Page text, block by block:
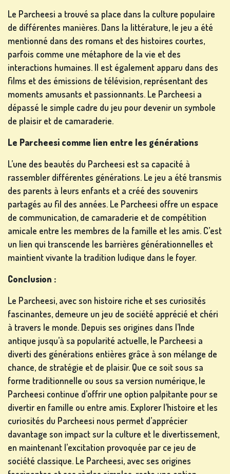
Le Parcheesi a trouvé sa place dans la culture populaire
de différentes manières. Dans la littérature, le jeu a été
mentionné dans des romans et des histoires courtes,
parfois comme une métaphore de la vie et des
interactions humaines. Il est également apparu dans des
films et des émissions de télévision, représentant des
moments amusants et passionnants. Le Parcheesi a
dépassé le simple cadre du jeu pour devenir un symbole
de plaisir et de camaraderie.
Le Parcheesi comme lien entre les générations
L’une des beautés du Parcheesi est sa capacité à
rassembler différentes générations. Le jeu a été transmis
des parents à leurs enfants et a créé des souvenirs
partagés au fil des années. Le Parcheesi offre un espace
de communication, de camaraderie et de compétition
amicale entre les membres de la famille et les amis. C’est
un lien qui transcende les barrières générationnelles et
maintient vivante la tradition ludique dans le foyer.
Conclusion :
Le Parcheesi, avec son histoire riche et ses curiosités
fascinantes, demeure un jeu de société apprécié et chéri
à travers le monde. Depuis ses origines dans l’Inde
antique jusqu’à sa popularité actuelle, le Parcheesi a
diverti des générations entières grâce à son mélange de
chance, de stratégie et de plaisir. Que ce soit sous sa
forme traditionnelle ou sous sa version numérique, le
Parcheesi continue d’offrir une option palpitante pour se
divertir en famille ou entre amis. Explorer l’histoire et les
curiosités du Parcheesi nous permet d’apprécier
davantage son impact sur la culture et le divertissement,
en maintenant l’excitation provoquée par ce jeu de
société classique. Le Parcheesi, avec ses origines